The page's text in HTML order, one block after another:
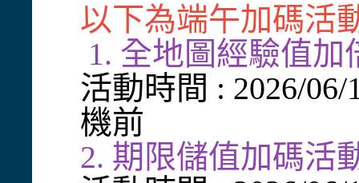
以下為端午加碼活
1. 全地圖經驗值加
活動時間 : 2026/
機前
2. 期限儲值加碼活